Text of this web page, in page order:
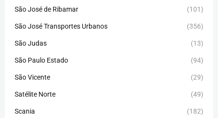
São José de Ribamar (101)
São José Transportes Urbanos (356)
São Judas (13)
São Paulo Estado (94)
São Vicente (29)
Satélite Norte (49)
Scania (182)